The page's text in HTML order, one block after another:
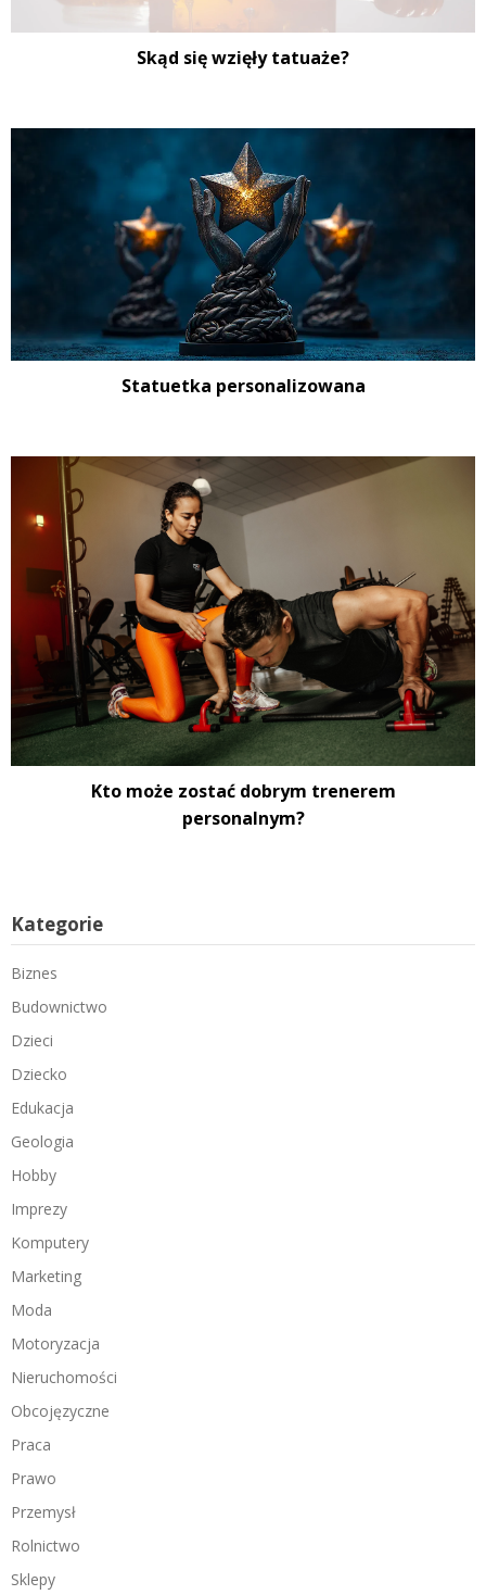
Skąd się wzięły tatuaże?
Statuetka personalizowana
Kto może zostać dobrym trenerem
personalnym?
Kategorie
Biznes
Budownictwo
Dzieci
Dziecko
Edukacja
Geologia
Hobby
Imprezy
Komputery
Marketing
Moda
Motoryzacja
Nieruchomości
Obcojęzyczne
Praca
Prawo
Przemysł
Rolnictwo
Sklepy